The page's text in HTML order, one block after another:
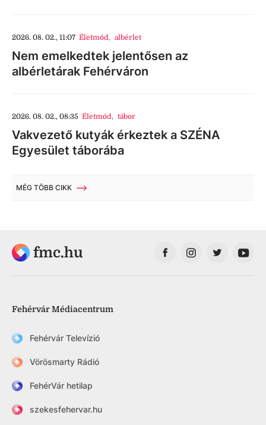
2026. 08. 02., 11:07 Életmód, albérlet
Nem emelkedtek jelentősen az
albérletárak Fehérváron
2026. 08. 02., 08:35 Életmód, tábor
Vakvezető kutyák érkeztek a SZÉNA
Egyesület táborába
MÉG TÖBB CIKK
fmc.hu
Fehérvár Médiacentrum
Fehérvár Televízió
Vörösmarty Rádió
FehérVár hetilap
szekesfehervar.hu